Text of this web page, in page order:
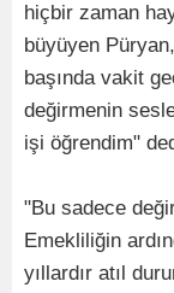
hiçbir zaman
büyüyen
başında vakit
değirmenin
işi öğrendim"
"Bu sadece
Emekliliğin
yıllardır atıl